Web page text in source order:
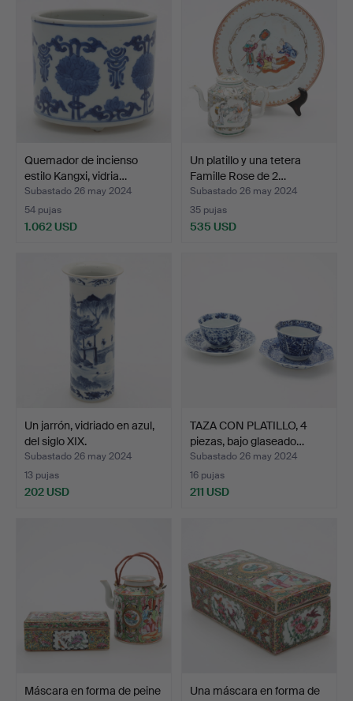
Quemador de incienso
estilo Kangxi, vidria…
Subastado 26 may 2024
54 pujas
1.062 USD
Un platillo y una tetera
Famille Rose de 2…
Subastado 26 may 2024
35 pujas
535 USD
Un jarrón, vidriado en azul,
del siglo XIX.
Subastado 26 may 2024
13 pujas
202 USD
TAZA CON PLATILLO, 4
piezas, bajo glaseado…
Subastado 26 may 2024
16 pujas
211 USD
Máscara en forma de peine
Una máscara en forma de